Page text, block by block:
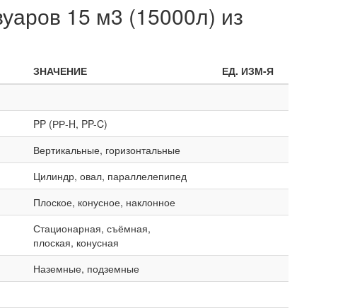
15 м3 (15000л) из
ЗНАЧЕНИЕ
ЕД. ИЗМ-Я
PP (РР-H, PP-C)
Вертикальные, горизонтальные
Цилиндр, овал, параллелепипед
Плоское, конусное, наклонное
Стационарная, съёмная,
плоская, конусная
Наземные, подземные